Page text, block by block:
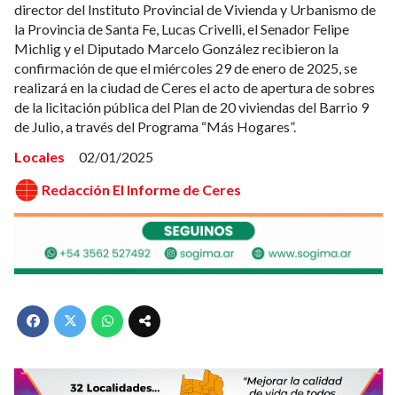
director del Instituto Provincial de Vivienda y Urbanismo de
la Provincia de Santa Fe, Lucas Crivelli, el Senador Felipe
Michlig y el Diputado Marcelo González recibieron la
confirmación de que el miércoles 29 de enero de 2025, se
realizará en la ciudad de Ceres el acto de apertura de sobres
de la licitación pública del Plan de 20 viviendas del Barrio 9
de Julio, a través del Programa “Más Hogares”.
Locales
02/01/2025
Redacción El Informe de Ceres